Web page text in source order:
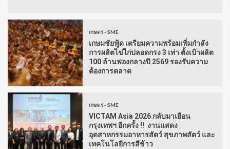
เกษตร - SME
เกษมชัยฟู้ด เตรียมความพร้อมเพิ่มกำลัง
การผลิตไข่ไก่ปลอดกรง 3 เท่า ตั้งเป้าผลิต
100 ล้านฟองกลางปี 2569 รองรับความ
ต้องการตลาด
เกษตร - SME
VICTAM Asia 2026 กลับมาเยือน
กรุงเทพฯ อีกครั้ง !! งานแสดง
อุตสาหกรรมอาหารสัตว์ สุขภาพสัตว์ และ
เทคโนโลยีการสีข้าว